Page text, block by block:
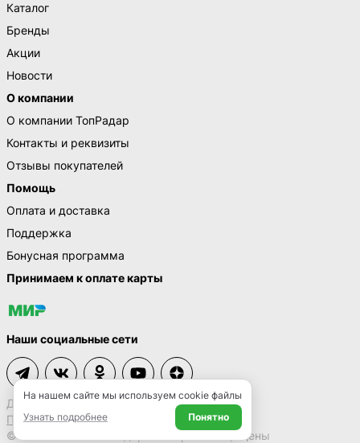
Каталог
Бренды
Акции
Новости
О компании
О компании ТопРадар
Контакты и реквизиты
Отзывы покупателей
Помощь
Оплата и доставка
Поддержка
Бонусная программа
Принимаем к оплате карты
Наши социальные сети
Договор-оферта
Политика конфиденциальности
© 2009 – 2026 ТопРадар. Все права защищены
На нашем сайте мы используем cookie файлы
Узнать подробнее
Понятно